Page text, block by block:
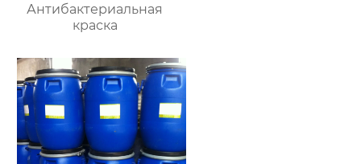
Антибактериальная
краска